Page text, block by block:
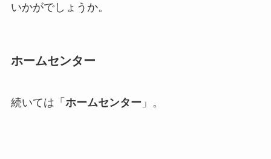
いかがでしょうか。
ホームセンター
続いては「 ホームセンター 」。